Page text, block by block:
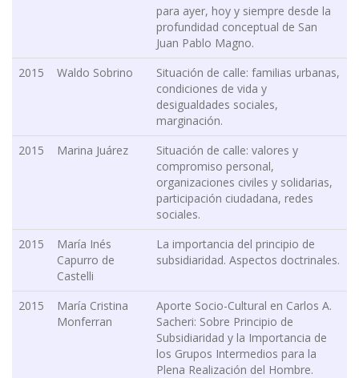
para ayer, hoy y siempre desde la
profundidad conceptual de San
Juan Pablo Magno.
2015
Waldo Sobrino
Situación de calle: familias urbanas,
condiciones de vida y
desigualdades sociales,
marginación.
2015
Marina Juárez
Situación de calle: valores y
compromiso personal,
organizaciones civiles y solidarias,
participación ciudadana, redes
sociales.
2015
María Inés
Capurro de
Castelli
La importancia del principio de
subsidiaridad. Aspectos doctrinales.
2015
María Cristina
Monferran
Aporte Socio-Cultural en Carlos A.
Sacheri: Sobre Principio de
Subsidiaridad y la Importancia de
los Grupos Intermedios para la
Plena Realización del Hombre.